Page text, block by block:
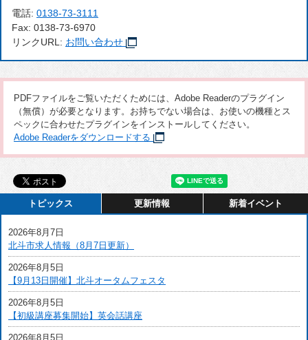
電話: 0138-73-3111
Fax: 0138-73-6970
リンクURL: お問い合わせ
PDFファイルをご覧いただくためには、Adobe Readerのプラグイン
（無償）が必要となります。お持ちでない場合は、お使いの機種とス
ペックに合わせたプラグインをインストールしてください。
Adobe Readerをダウンロードする
トピックス 更新情報 新着イベント
2026年8月7日
北斗市求人情報（8月7日更新）
2026年8月5日
【9月13日開催】北斗オータムフェスタ
2026年8月5日
【初級講座募集開始】英会話講座
2026年8月5日